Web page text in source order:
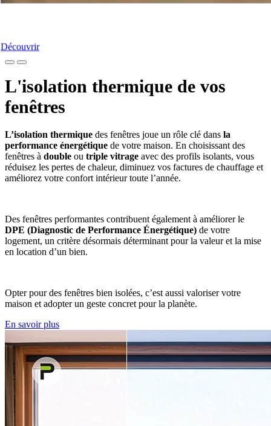
Découvrir
L'isolation thermique de vos
fenêtres
L’isolation thermique des fenêtres joue un rôle clé dans la
performance énergétique de votre maison. En choisissant des
fenêtres à double ou triple vitrage avec des profils isolants, vous
réduisez les pertes de chaleur, diminuez vos factures de chauffage et
améliorez votre confort intérieur toute l’année.
Des fenêtres performantes contribuent également à améliorer le
DPE (Diagnostic de Performance Énergétique) de votre
logement, un critère désormais déterminant pour la valeur et la mise
en location d’un bien.
Opter pour des fenêtres bien isolées, c’est aussi valoriser votre
maison et adopter un geste concret pour la planète.
En savoir plus